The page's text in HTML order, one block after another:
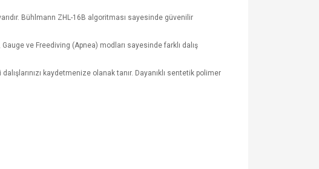
Bühlmann ZHL-16B algoritması sayesinde güvenilir
ve Freediving (Apnea) modları sayesinde farklı dalış
kaydetmenize olanak tanır. Dayanıklı sentetik polimer